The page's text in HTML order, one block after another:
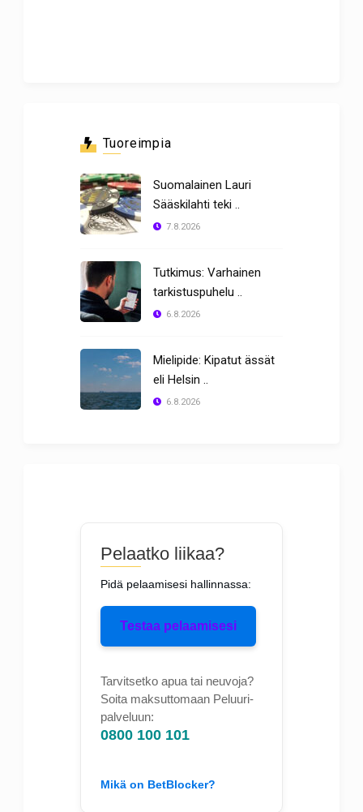
Tuoreimpia
Suomalainen Lauri
Sääskilahti teki ..
7.8.2026
Tutkimus: Varhainen
tarkistuspuhelu ..
6.8.2026
Mielipide: Kipatut ässät
eli Helsin ..
6.8.2026
Pelaatko liikaa?
Pidä pelaamisesi hallinnassa:
Testaa pelaamisesi
Tarvitsetko apua tai neuvoja?
Soita maksuttomaan Peluuri-
palveluun:
0800 100 101
Mikä on BetBlocker?